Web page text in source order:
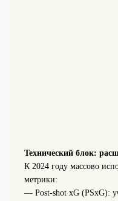
Технический блок:
К 2024 году массово
метрики:
— Post‑shot xG (PSxG):